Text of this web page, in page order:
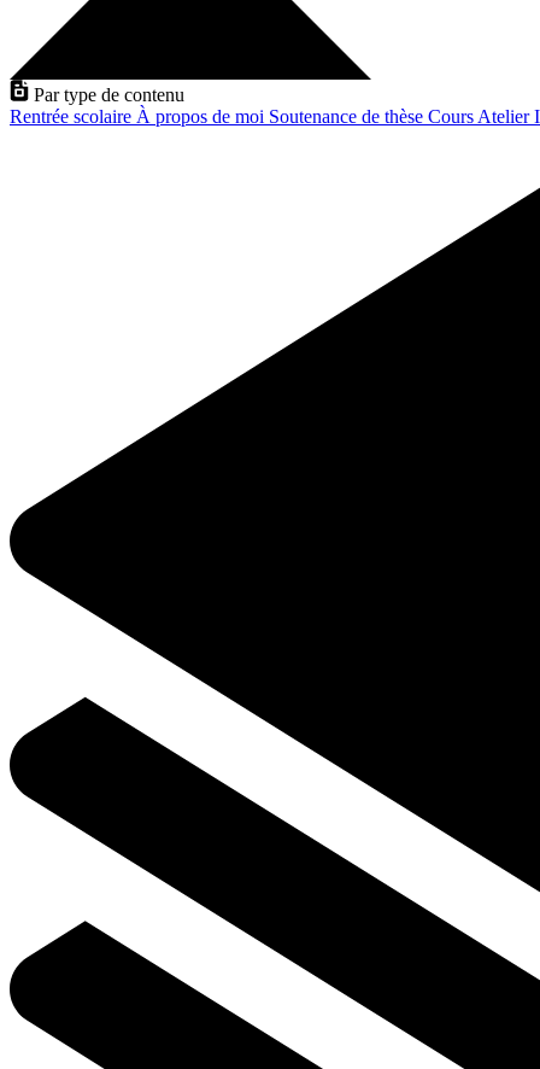
Par type de contenu
Rentrée scolaire À propos de moi Soutenance de thèse Cours Atelier